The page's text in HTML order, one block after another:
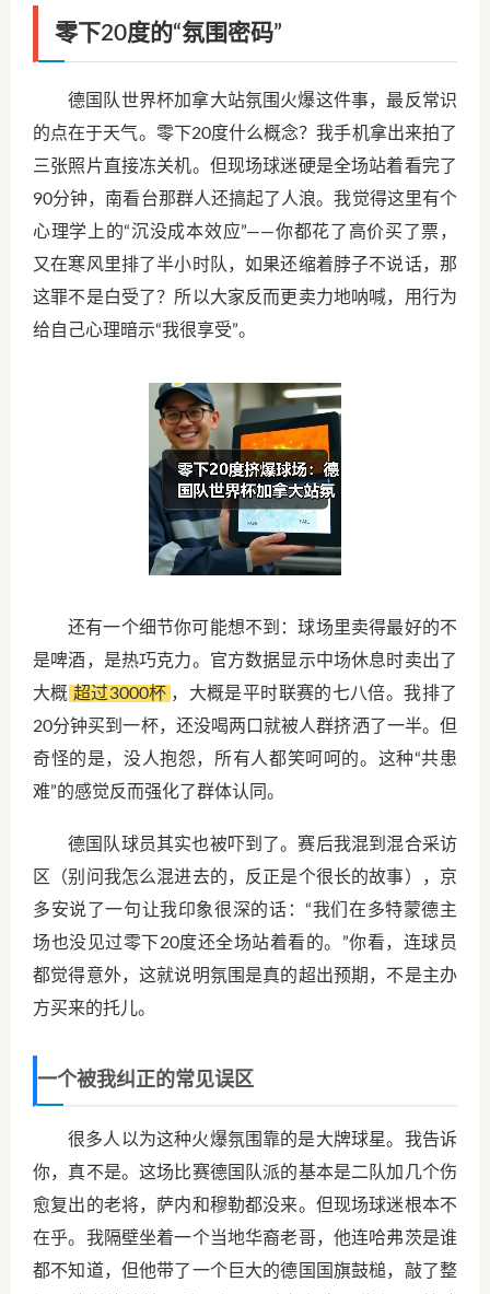
零下20度的“氛围密码”
德国队世界杯加拿大站氛围火爆这件事，最反常识
的点在于天气。零下20度什么概念？我手机拿出来拍了
三张照片直接冻关机。但现场球迷硬是全场站着看完了
90分钟，南看台那群人还搞起了人浪。我觉得这里有个
心理学上的“沉没成本效应”——你都花了高价买了票，
又在寒风里排了半小时队，如果还缩着脖子不说话，那
这罪不是白受了？所以大家反而更卖力地呐喊，用行为
给自己心理暗示“我很享受”。
还有一个细节你可能想不到：球场里卖得最好的不
是啤酒，是热巧克力。官方数据显示中场休息时卖出了
大概 超过3000杯 ，大概是平时联赛的七八倍。我排了
20分钟买到一杯，还没喝两口就被人群挤洒了一半。但
奇怪的是，没人抱怨，所有人都笑呵呵的。这种“共患
难”的感觉反而强化了群体认同。
德国队球员其实也被吓到了。赛后我混到混合采访
区（别问我怎么混进去的，反正是个很长的故事），京
多安说了一句让我印象很深的话：“我们在多特蒙德主
场也没见过零下20度还全场站着看的。”你看，连球员
都觉得意外，这就说明氛围是真的超出预期，不是主办
方买来的托儿。
一个被我纠正的常见误区
很多人以为这种火爆氛围靠的是大牌球星。我告诉
你，真不是。这场比赛德国队派的基本是二队加几个伤
愈复出的老将，萨内和穆勒都没来。但现场球迷根本不
在乎。我隔壁坐着一个当地华裔老哥，他连哈弗茨是谁
都不知道，但他带了一个巨大的德国国旗鼓槌，敲了整